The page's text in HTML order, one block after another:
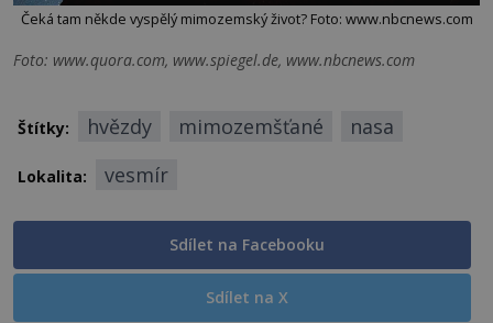
Čeká tam někde vyspělý mimozemský život? Foto: www.nbcnews.com
Foto: www.quora.com, www.spiegel.de, www.nbcnews.com
Štítky: hvězdy mimozemšťané nasa
Lokalita: vesmír
Sdílet na Facebooku
Sdílet na X